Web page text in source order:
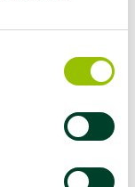
diventano
di offrire
specifici.